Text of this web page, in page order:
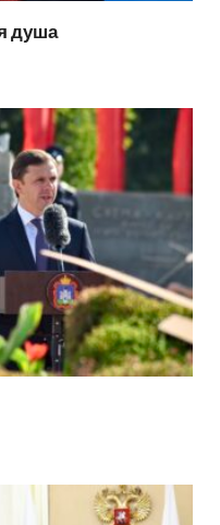
душа